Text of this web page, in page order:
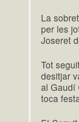
La
per les
Joseret
Tot
desitjar
al Gaudí
toca